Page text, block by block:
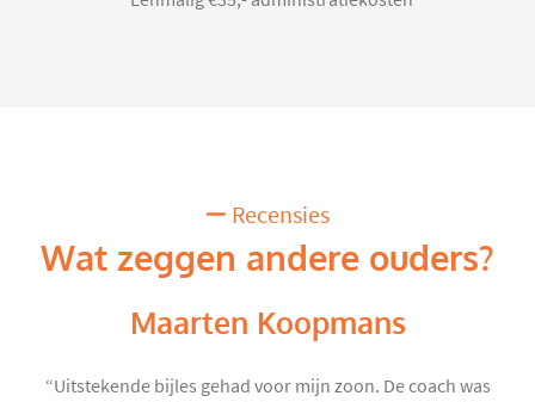
Recensies
Wat zeggen andere ouders?
Maarten Koopmans
“Uitstekende bijles gehad voor mijn zoon. De coach was